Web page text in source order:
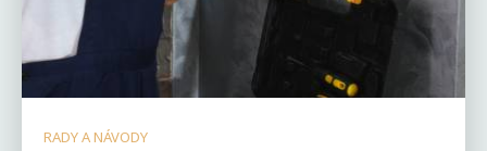
RADY A NÁVODY